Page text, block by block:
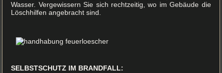
Wasser. Vergewissern Sie sich rechtzeitig, wo im Gebäude die
Löschhilfen angebracht sind.
SELBSTSCHUTZ IM BRANDFALL: